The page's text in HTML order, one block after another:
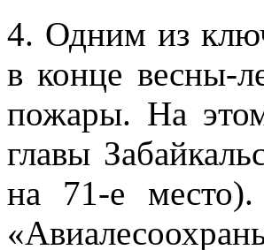
4. Одним из
в конце весны-
пожары. На
главы
на 71-е